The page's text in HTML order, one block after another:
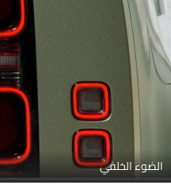
الضوء الخلفي